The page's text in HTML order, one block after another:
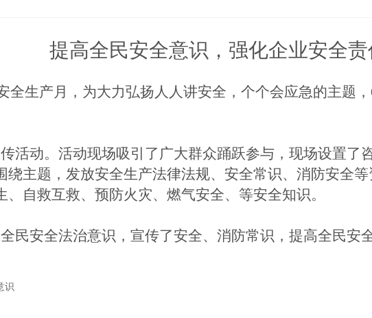
提高全民安全意识，强化企业安全责
全生产月，为大力弘扬人人讲安全，个个会应急的主题，
活动。活动现场吸引了广大群众踊跃参与，现场设置了
绕主题，发放安全生产法律法规、安全常识、 消防安全
自救互救、预防火灾、燃气安全、等安全知识。
民安全法治意识，宣传了安全、消防常识，提高全民安
识